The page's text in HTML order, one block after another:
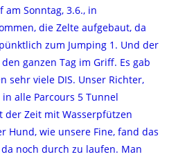
am Sonntag, 3.6., in
die Zelte aufgebaut, da
zum Jumping 1. Und der
ganzen Tag im Griff. Es gab
sehr viele DIS. Unser Richter,
alle Parcours 5 Tunnel
der Zeit mit Wasserpfützen
Hund, wie unsere Fine, fand das
noch durch zu laufen. Man